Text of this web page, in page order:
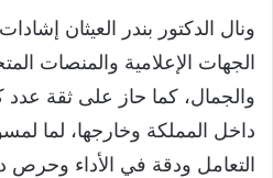
ونال الدكتور بندر العيثان
الجهات الإعلامية والمنصات
والجمال، كما حاز على ثقة
داخل المملكة وخارجها، لما
التعامل ودقة في الأداء وحرص